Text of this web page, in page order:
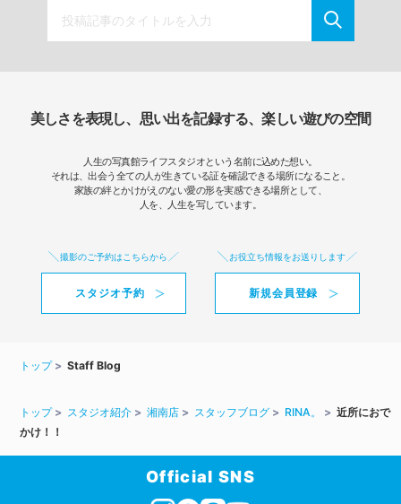
美しさを表現し、思い出を記録する、楽しい遊びの空間
人生の写真館ライフスタジオという名前に込めた想い。
それは、出会う全ての人が生きている証を確認できる場所になること。
家族の絆とかけがえのない愛の形を実感できる場所として、
人を、人生を写しています。
撮影のご予約はこちらから
スタジオ予約
お役立ち情報をお送りします
新規会員登録
トップ Staff Blog
トップ スタジオ紹介 湘南店 スタッフブログ RINA。
近所におで
かけ！！
Official SNS